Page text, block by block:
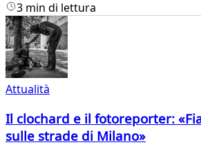
3 min di lettura
Attualità
Il clochard e il fotoreporter:
sulle strade di Milano»